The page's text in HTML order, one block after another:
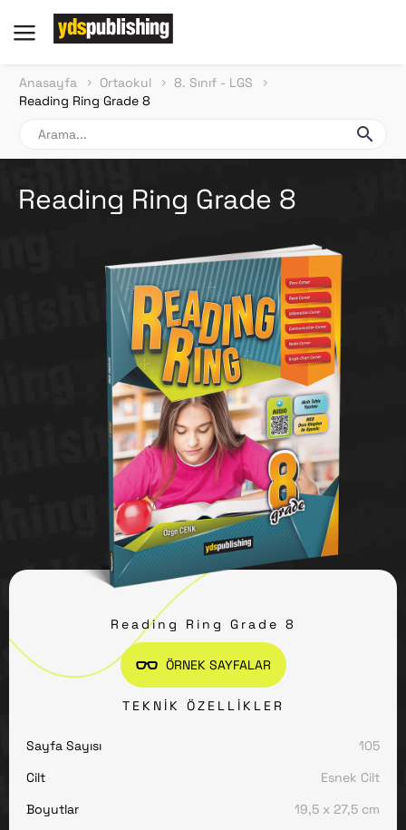
Anasayfa Ortaokul
8. Sınıf - LGS
Reading Ring Grade 8
Reading Ring Grade 8
Reading Ring Grade 8
ÖRNEK SAYFALAR
TEKNIK ÖZELLIKLER
Sayfa Sayısı
105
Cilt
Esnek Cilt
Boyutlar
19,5 x 27,5 cm